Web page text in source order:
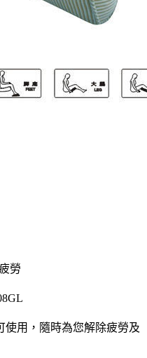
勞
使用，隨時為您解除疲勞及